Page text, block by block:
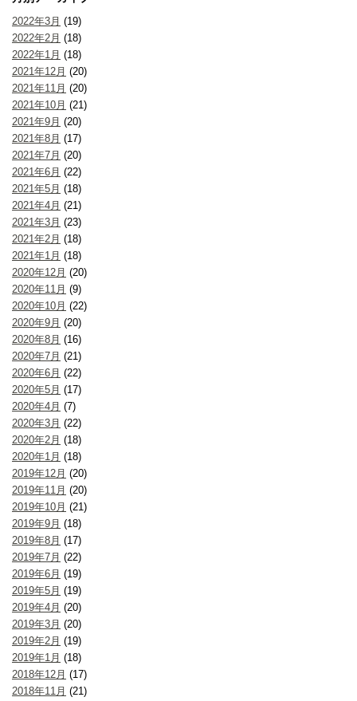
2022年3月 (19)
2022年2月 (18)
2022年1月 (18)
2021年12月 (20)
2021年11月 (20)
2021年10月 (21)
2021年9月 (20)
2021年8月 (17)
2021年7月 (20)
2021年6月 (22)
2021年5月 (18)
2021年4月 (21)
2021年3月 (23)
2021年2月 (18)
2021年1月 (18)
2020年12月 (20)
2020年11月 (9)
2020年10月 (22)
2020年9月 (20)
2020年8月 (16)
2020年7月 (21)
2020年6月 (22)
2020年5月 (17)
2020年4月 (7)
2020年3月 (22)
2020年2月 (18)
2020年1月 (18)
2019年12月 (20)
2019年11月 (20)
2019年10月 (21)
2019年9月 (18)
2019年8月 (17)
2019年7月 (22)
2019年6月 (19)
2019年5月 (19)
2019年4月 (20)
2019年3月 (20)
2019年2月 (19)
2019年1月 (18)
2018年12月 (17)
2018年11月 (21)